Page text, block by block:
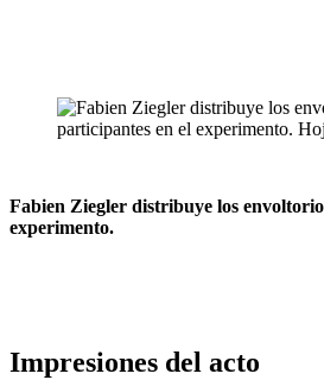
Fabien Ziegler distribuye los
experimento.
Impresiones del acto